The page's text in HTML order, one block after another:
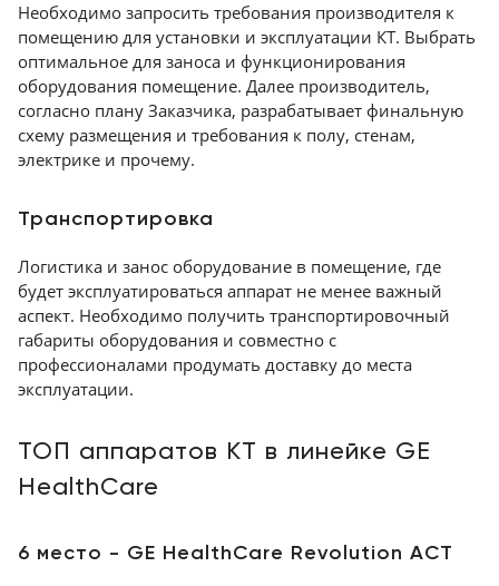
Необходимо запросить требования производителя к
помещению для установки и эксплуатации КТ. Выбрать
оптимальное для заноса и функционирования
оборудования помещение. Далее производитель,
согласно плану Заказчика, разрабатывает финальную
схему размещения и требования к полу, стенам,
электрике и прочему.
Транспортировка
Логистика и занос оборудование в помещение, где
будет эксплуатироваться аппарат не менее важный
аспект. Необходимо получить транспортировочный
габариты оборудования и совместно с
профессионалами продумать доставку до места
эксплуатации.
ТОП аппаратов КТ в линейке GE
HealthCare
6 место - GE HealthCare Revolution ACT